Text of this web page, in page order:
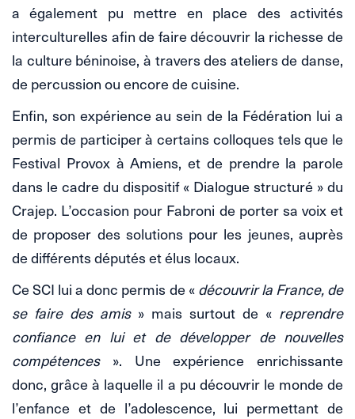
a également pu mettre en place des activités
interculturelles afin de faire découvrir la richesse de
la culture béninoise, à travers des ateliers de danse,
de percussion ou encore de cuisine.
Enfin, son expérience au sein de la Fédération lui a
permis de participer à certains colloques tels que le
Festival Provox à Amiens, et de prendre la parole
dans le cadre du dispositif « Dialogue structuré » du
Crajep. L’occasion pour Fabroni de porter sa voix et
de proposer des solutions pour les jeunes, auprès
de différents députés et élus locaux.
Ce SCI lui a donc permis de «découvrir la France, de
se faire des amis» mais surtout de « reprendre
confiance en lui et de développer de nouvelles
compétences ». Une expérience enrichissante
donc, grâce à laquelle il a pu découvrir le monde de
l’enfance et de l’adolescence, lui permettant de